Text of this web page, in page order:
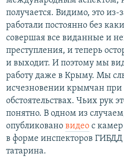
получается. Видимо, это из-
работали постоянно без
совершая все виданные и
преступления, и теперь
и выходит. И поэтому мы
работу даже в Крыму. Мы
исчезновении крымчан
обстоятельствах. Чьих рук
понятно. В одном из
опубликовано видео с
в форме инспекторов
татарина.